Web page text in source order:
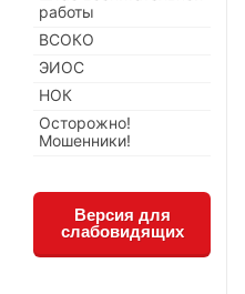
работы
ВСОКО
ЭИОС
НОК
Осторожно!
Мошенники!
Версия для
слабовидящих